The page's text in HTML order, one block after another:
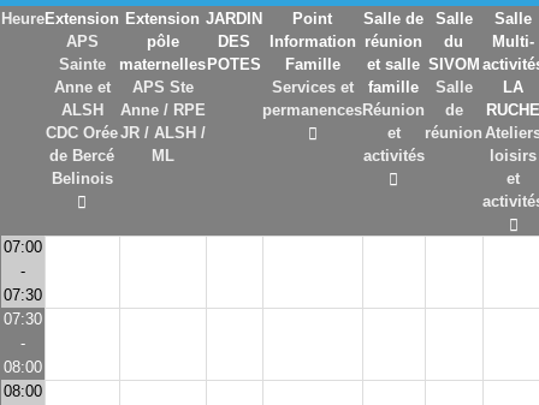
HeureExtension
APS
Sainte
Anne et
ALSH
CDC Orée
de Bercé
Belinois
Extension
pôle
maternelles
APS Ste
Anne / RPE
JR / ALSH /
ML
JARDIN
DES
POTES
Point
Information
Famille
Services et
permanences
Salle de
réunion
et salle
famille
Réunion
et
activités
Salle
du
SIVOM
Salle
de
réunion
Salle
Multi-
LA
RUCHE
loisirs
et
07:00
-
07:30
07:30
-
08:00
08:00